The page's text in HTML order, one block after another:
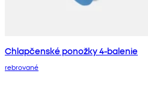
Chlapčenské ponožky 4-balenie
rebrované